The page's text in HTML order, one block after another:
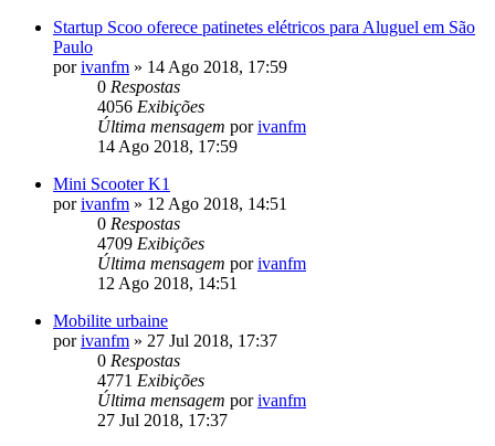
Startup Scoo oferece patinetes elétricos para Aluguel em São
Paulo
porivanfm » 14 Ago 2018, 17:59
0 Respostas
4056 Exibições
Última mensagem porivanfm
14 Ago 2018, 17:59
Mini Scooter K1
porivanfm » 12 Ago 2018, 14:51
0 Respostas
4709 Exibições
Última mensagem porivanfm
12 Ago 2018, 14:51
Mobilite urbaine
porivanfm » 27 Jul 2018, 17:37
0 Respostas
4771 Exibições
Última mensagem porivanfm
27 Jul 2018, 17:37